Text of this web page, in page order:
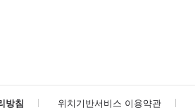
방침 위치기반서비스 이용약관